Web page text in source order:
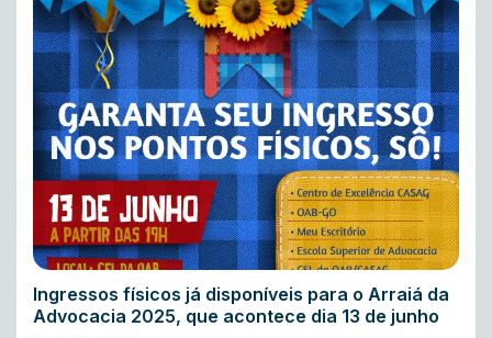
Ingressos físicos já disponíveis para o Arraiá da
Advocacia 2025, que acontece dia 13 de junho